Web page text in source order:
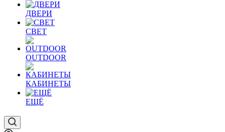
ДВЕРИ
СВЕТ
OUTDOOR
КАБИНЕТЫ
ЕЩЁ